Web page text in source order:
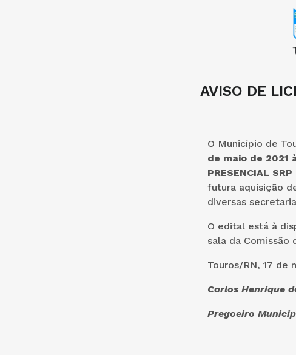
AVISO DE
O Município de
de maio de 2021
PRESENCIAL SRP
futura aquisição
diversas
O edital está à
sala da Comissão
Touros/RN, 17 de
Carlos Henrique
Pregoeiro